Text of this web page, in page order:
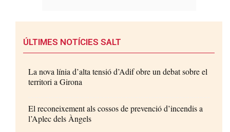
ÚLTIMES NOTÍCIES SALT
La nova línia d’alta tensió d’Adif obre un debat sobre el
territori a Girona
El reconeixement als cossos de prevenció d’incendis a
l’Aplec dels Àngels